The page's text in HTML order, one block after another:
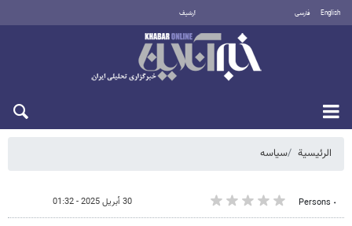
English فارسی أرشيف
الرئيسية سیاسه
٠ Persons 30 أبريل 2025 - 01:32